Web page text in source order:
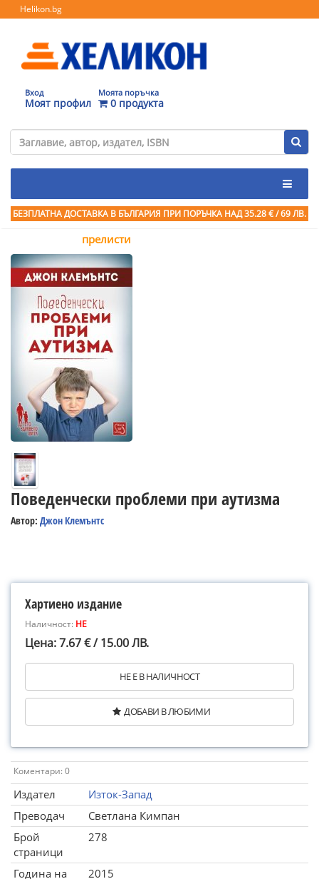
Helikon.bg
Вход
Моят профил
Моята поръчка
0 продукта
БЕЗПЛАТНА ДОСТАВКА В БЪЛГАРИЯ ПРИ ПОРЪЧКА НАД 35.28 € / 69 ЛВ.
прелисти
Поведенчески проблеми при аутизма
Автор: Джон Клемънтс
Хартиено издание
Наличност: НЕ
Цена: 7.67 € / 15.00 ЛВ.
НЕ Е В НАЛИЧНОСТ
ДОБАВИ В ЛЮБИМИ
Коментари: 0
Издател
Изток-Запад
Преводач
Светлана Кимпан
Брой
страници
278
Година на
2015